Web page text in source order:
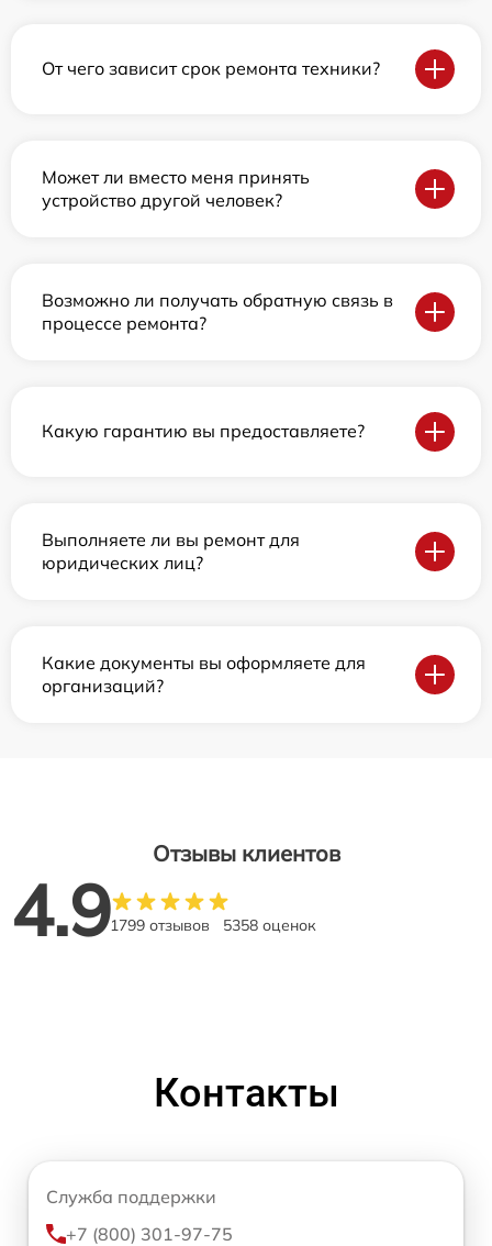
От чего зависит срок ремонта техники?
Может ли вместо меня принять
устройство другой человек?
Возможно ли получать обратную связь в
процессе ремонта?
Какую гарантию вы предоставляете?
Выполняете ли вы ремонт для
юридических лиц?
Какие документы вы оформляете для
организаций?
Отзывы клиентов
4.91799 отзывов 5358 оценок
Контакты
Служба поддержки
+7 (800) 301-97-75